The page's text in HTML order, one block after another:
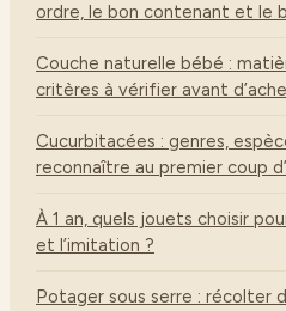
ordre, le bon contenant et le
Couche naturelle bébé :
critères à vérifier avant
Cucurbitacées : genres,
reconnaître au premier coup
À 1 an, quels jouets choisir
et l’imitation ?
Potager sous serre : récolter